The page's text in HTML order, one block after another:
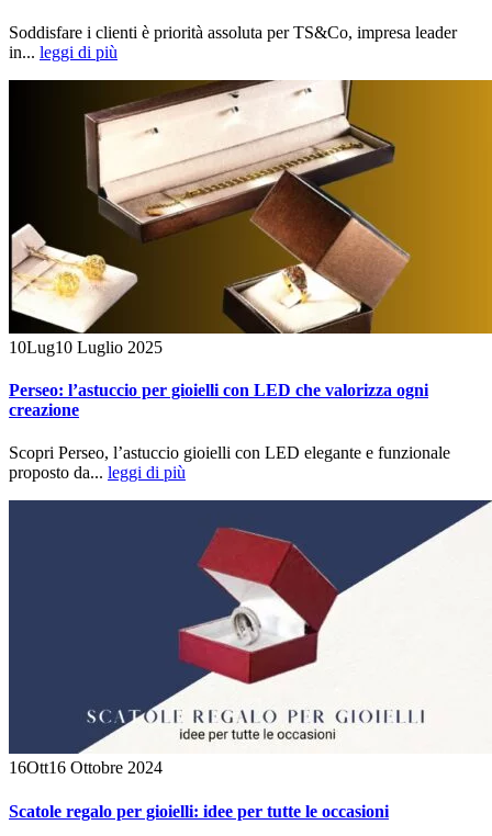
Soddisfare i clienti è priorità assoluta per TS&Co, impresa leader
in... leggi di più
10Lug10 Luglio 2025
Perseo: l’astuccio per gioielli con LED che valorizza ogni
creazione
Scopri Perseo, l’astuccio gioielli con LED elegante e funzionale
proposto da... leggi di più
16Ott16 Ottobre 2024
Scatole regalo per gioielli: idee per tutte le occasioni